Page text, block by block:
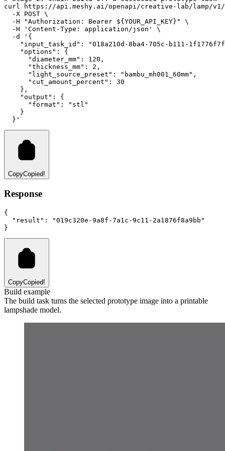
curl
https://api.meshy.ai/openapi/creative-lab/lamp/
-X POST \
-H
"Authorization: Bearer ${YOUR_API_KEY}"
\
-H
'Content-Type: application/json'
\
-d
'{
"input_task_id": "018a210d-8ba4-705c-b111-
    "options": {
      "diameter_mm": 120,
      "thickness_mm": 2,
      "light_source_preset": "bambu_mh001_60mm",
      "cut_amount_percent": 30
    },
    "output": {
      "format": "stl"
    }
  }'
CopyCopied!
Response
{
"result" :
"019c320e-9a8f-7a1c-9c11-2a1876f8a9bb"
}
CopyCopied!
Build example
The build task turns the selected prototype image into a printable
lampshade model.